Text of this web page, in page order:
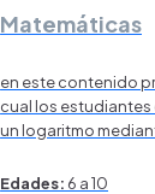
Matemáticas
en este contenido
cual los estudiantes
un logaritmo
Edades: 6 a 10